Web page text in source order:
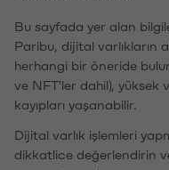
Bu sayfada yer alan
Paribu, dijital varlıkların
herhangi bir öneride
ve NFT'ler dahil), yüksek
kayıpları yaşanabilir.
Dijital varlık işlemleri
dikkatlice değerlendirin